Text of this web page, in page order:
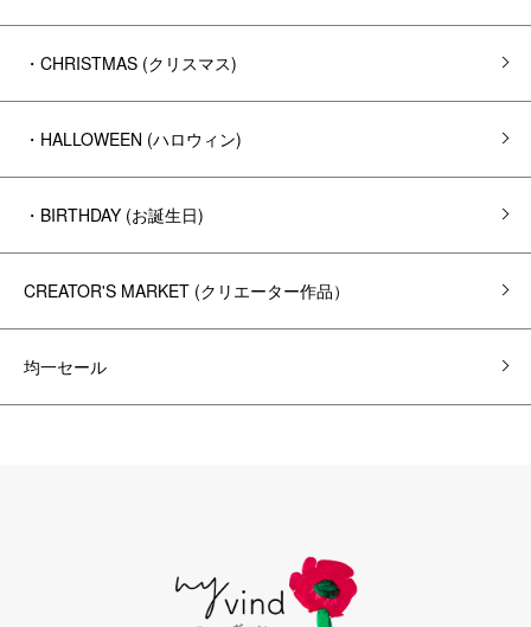
・CHRISTMAS (クリスマス)
・HALLOWEEN (ハロウィン)
・BIRTHDAY (お誕生日)
CREATOR'S MARKET (クリエーター作品）
均一セール